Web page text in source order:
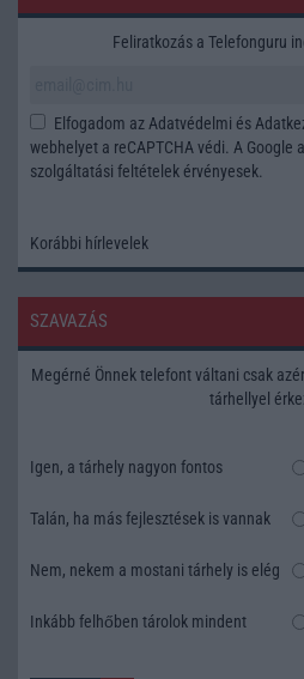
Feliratkozás a Telefonguru
Elfogadom azAdatvédelmi és
webhelyet a reCAPTCHA védi. A Google
szolgáltatási feltételek érvényesek.
Korábbi hírlevelek
SZAVAZÁS
Megérné Önnek telefont váltani csak
tárhellyel
Igen, a tárhely nagyon fontos
Talán, ha más fejlesztések is vannak
Nem, nekem a mostani tárhely is elég
Inkább felhőben tárolok mindent